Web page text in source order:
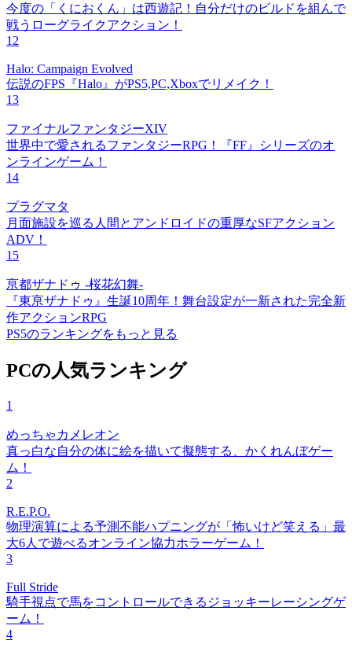
今度の「くにおくん」は西遊記！自分だけのビルドを組んで
戦うローグライクアクション！
12
Halo: Campaign Evolved
伝説のFPS『Halo』がPS5,PC,Xboxでリメイク！
13
ファイナルファンタジーXIV
世界中で愛されるファンタジーRPG！『FF』シリーズのオ
ンラインゲーム！
14
プラグマタ
月面施設を巡る人間とアンドロイドの重厚なSFアクション
ADV！
15
亰都ザナドゥ -桜花幻舞-
『東亰ザナドゥ』生誕10周年！舞台設定が一新された完全新
作アクションRPG
PS5のランキングをもっと見る
PCの人気ランキング
1
めっちゃカメレオン
真っ白な自分の体に絵を描いて擬態する、かくれんぼゲー
ム！
2
R.E.P.O.
物理演算による予測不能ハプニングが「怖いけど笑える」最
大6人で遊べるオンライン協力ホラーゲーム！
3
Full Stride
騎手視点で馬をコントロールできるジョッキーレーシングゲ
ーム！
4